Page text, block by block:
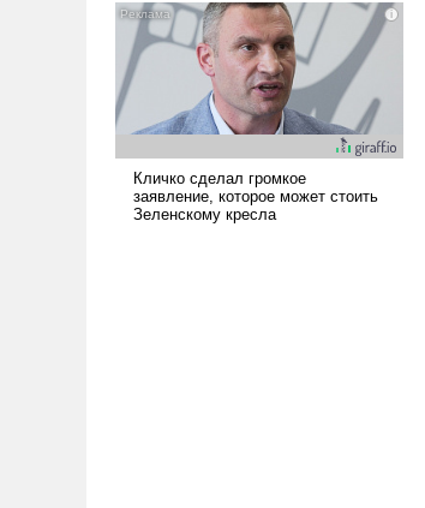
Сложившаяся ситуация
означает многолетний период
уязвимости США, например,
перед Китаем.